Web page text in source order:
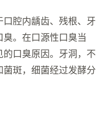
腔内龋齿、残根、牙
。在口源性口臭当
口臭原因。牙洞，不
菌斑，细菌经过发酵分